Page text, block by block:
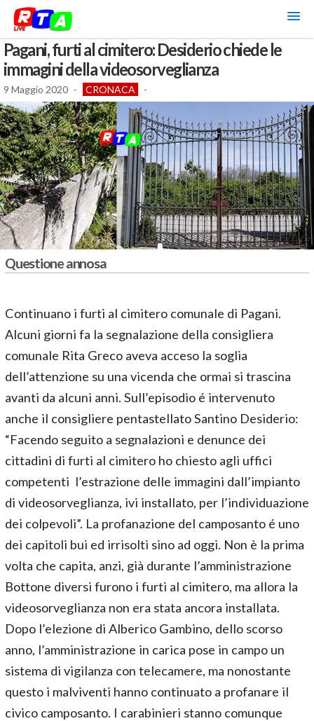
Pagani, furti al cimitero: Desiderio chiede le
immagini della videosorveglianza
9 Maggio 2020 - CRONACA -
Questione annosa
Continuano i furti al cimitero comunale di Pagani.
Alcuni giorni fa la segnalazione della consigliera
comunale Rita Greco aveva acceso la soglia
dell’attenzione su una vicenda che ormai si trascina
avanti da alcuni anni. Sull’episodio é intervenuto
anche il consigliere pentastellato Santino Desiderio:
“Facendo seguito a segnalazioni e denunce dei
cittadini di furti al cimitero ho chiesto agli uffici
competenti l’estrazione delle immagini dall’impianto
di videosorveglianza, ivi installato, per l’individuazione
dei colpevoli”. La profanazione del camposanto é uno
dei capitoli bui ed irrisolti sino ad oggi. Non è la prima
volta che capita, anzi, già durante l’amministrazione
Bottone diversi furono i furti al cimitero, ma allora la
videosorveglianza non era stata ancora installata.
Dopo l’elezione di Alberico Gambino, dello scorso
anno, l’amministrazione in carica pose in campo un
sistema di vigilanza con telecamere, ma nonostante
questo i malviventi hanno continuato a profanare il
civico camposanto. I carabinieri stanno comunque